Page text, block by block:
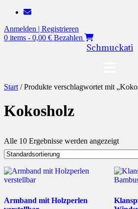
Zum
springen
Anmelden | Registrieren
0 items - 0,00 € Bezahlen
Schmuckati
Start / Produkte verschlagwortet mit
Kokosholz
Alle 10 Ergebnisse werden angezeigt
Armband mit Holzperlen